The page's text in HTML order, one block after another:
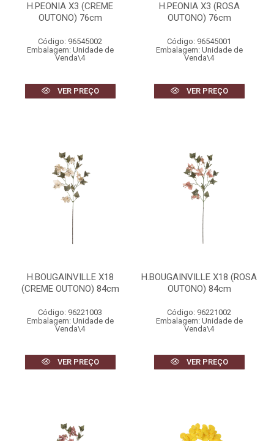
H.PEONIA X3 (CREME
OUTONO) 76cm
Código: 96545002
Embalagem: Unidade de
Venda\4
VER PREÇO
H.PEONIA X3 (ROSA
OUTONO) 76cm
Código: 96545001
Embalagem: Unidade de
Venda\4
VER PREÇO
H.BOUGAINVILLE X18
(CREME OUTONO) 84cm
Código: 96221003
Embalagem: Unidade de
Venda\4
VER PREÇO
H.BOUGAINVILLE X18 (ROSA
OUTONO) 84cm
Código: 96221002
Embalagem: Unidade de
Venda\4
VER PREÇO